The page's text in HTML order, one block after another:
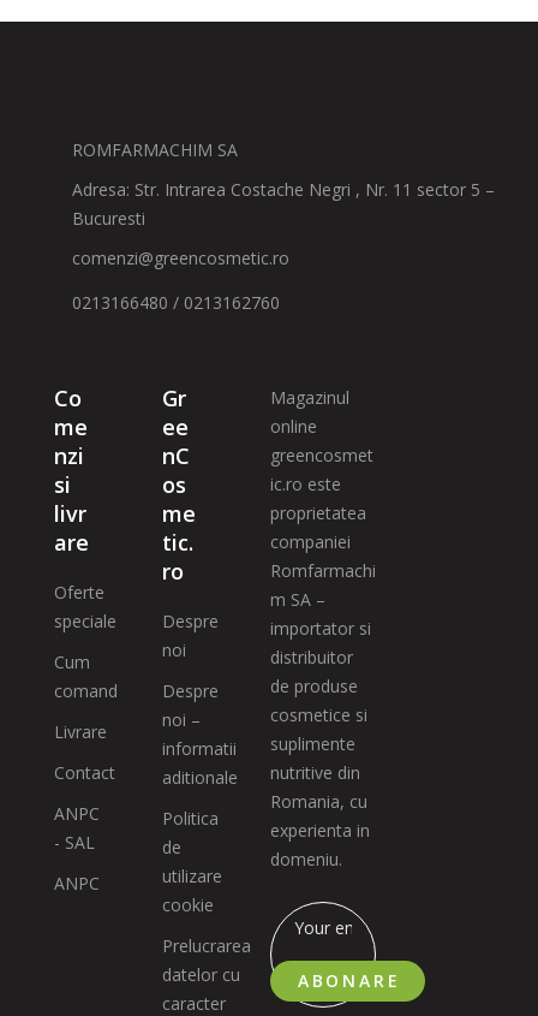
ROMFARMACHIM SA
Adresa: Str. Intrarea Costache Negri , Nr. 11 sector 5 –
Bucuresti
comenzi@greencosmetic.ro
0213166480 / 0213162760
Co
me
nzi
si
livr
are
Oferte
speciale
Cum
comand
Livrare
Contact
ANPC
- SAL
ANPC
Gr
ee
nC
os
me
tic.
ro
Despre
noi
Despre
noi –
informatii
aditionale
Politica
de
utilizare
cookie
Prelucrarea
datelor cu
caracter
Magazinul
online
greencosmet
ic.ro este
proprietatea
companiei
Romfarmachi
m SA –
importator si
distribuitor
de produse
cosmetice si
suplimente
nutritive din
Romania, cu
experienta in
domeniu.
ABONARE